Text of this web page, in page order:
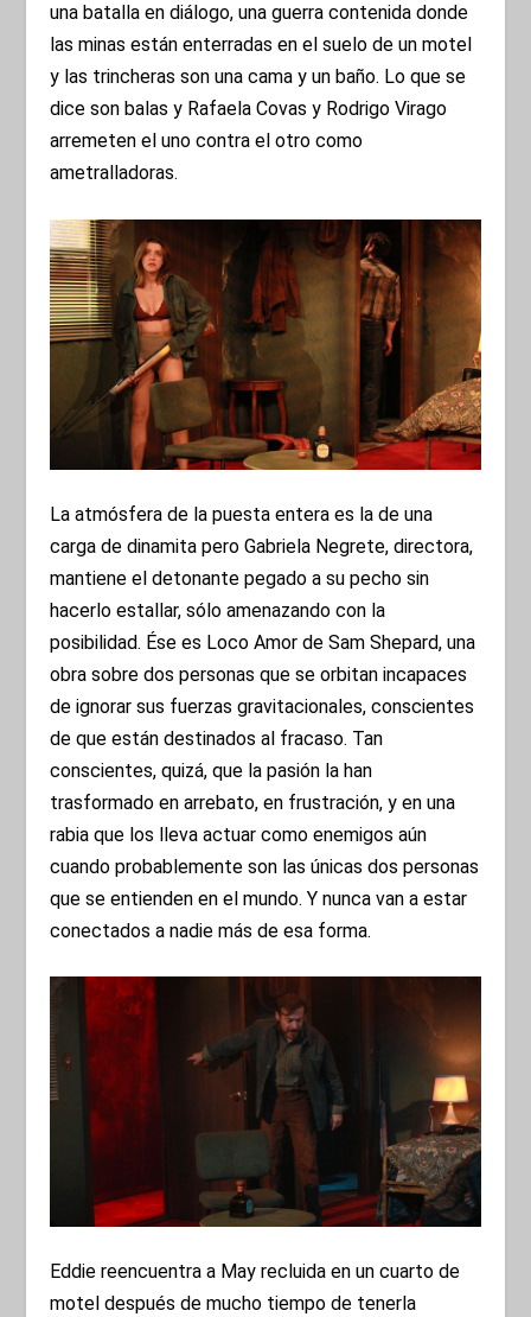
una batalla en diálogo, una guerra contenida donde
las minas están enterradas en el suelo de un motel
y las trincheras son una cama y un baño. Lo que se
dice son balas y Rafaela Covas y Rodrigo Virago
arremeten el uno contra el otro como
ametralladoras.
La atmósfera de la puesta entera es la de una
carga de dinamita pero Gabriela Negrete, directora,
mantiene el detonante pegado a su pecho sin
hacerlo estallar, sólo amenazando con la
posibilidad. Ése es Loco Amor de Sam Shepard, una
obra sobre dos personas que se orbitan incapaces
de ignorar sus fuerzas gravitacionales, conscientes
de que están destinados al fracaso. Tan
conscientes, quizá, que la pasión la han
trasformado en arrebato, en frustración, y en una
rabia que los lleva actuar como enemigos aún
cuando probablemente son las únicas dos personas
que se entienden en el mundo. Y nunca van a estar
conectados a nadie más de esa forma.
Eddie reencuentra a May recluida en un cuarto de
motel después de mucho tiempo de tenerla